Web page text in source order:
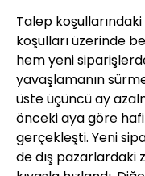
Talep
koşulları üzerinde
hem yeni
yavaşlamanın
üste üçüncü ay
önceki aya göre
gerçekleşti. Yeni
de dış pazarlardaki